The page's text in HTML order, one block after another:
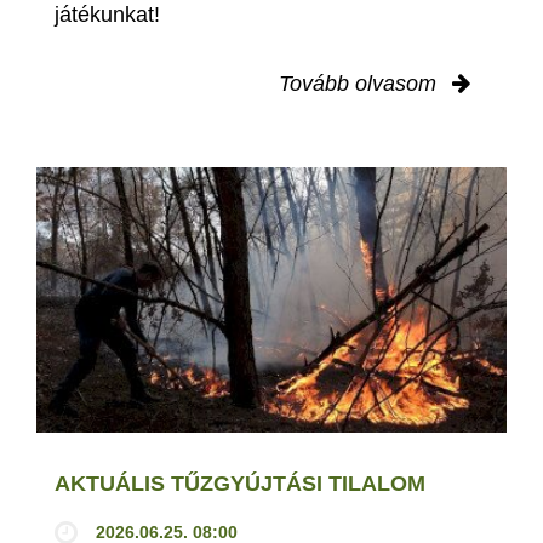
játékunkat!
Tovább olvasom
AKTUÁLIS TŰZGYÚJTÁSI TILALOM
2026.06.25. 08:00